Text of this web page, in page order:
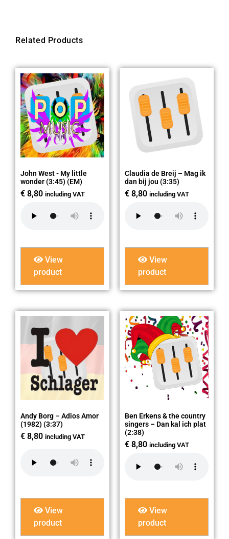
Related Products
John West - My little
wonder (3:45) (EM)
€ 8,80 including VAT
View
product
Claudia de Breij – Mag ik
dan bij jou (3:35)
€ 8,80 including VAT
View
product
Andy Borg – Adios Amor
(1982) (3:37)
€ 8,80 including VAT
View
product
Ben Erkens & the country
singers – Dan kal ich plat
(2:38)
€ 8,80 including VAT
View
product